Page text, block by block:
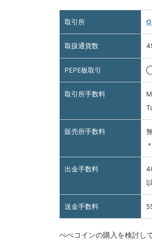
取引所
取扱通貨数
PEPE板取引
取引所手数料
販売所手数料
出金手数料
送金手数料
ぺぺコインの購入を検討し